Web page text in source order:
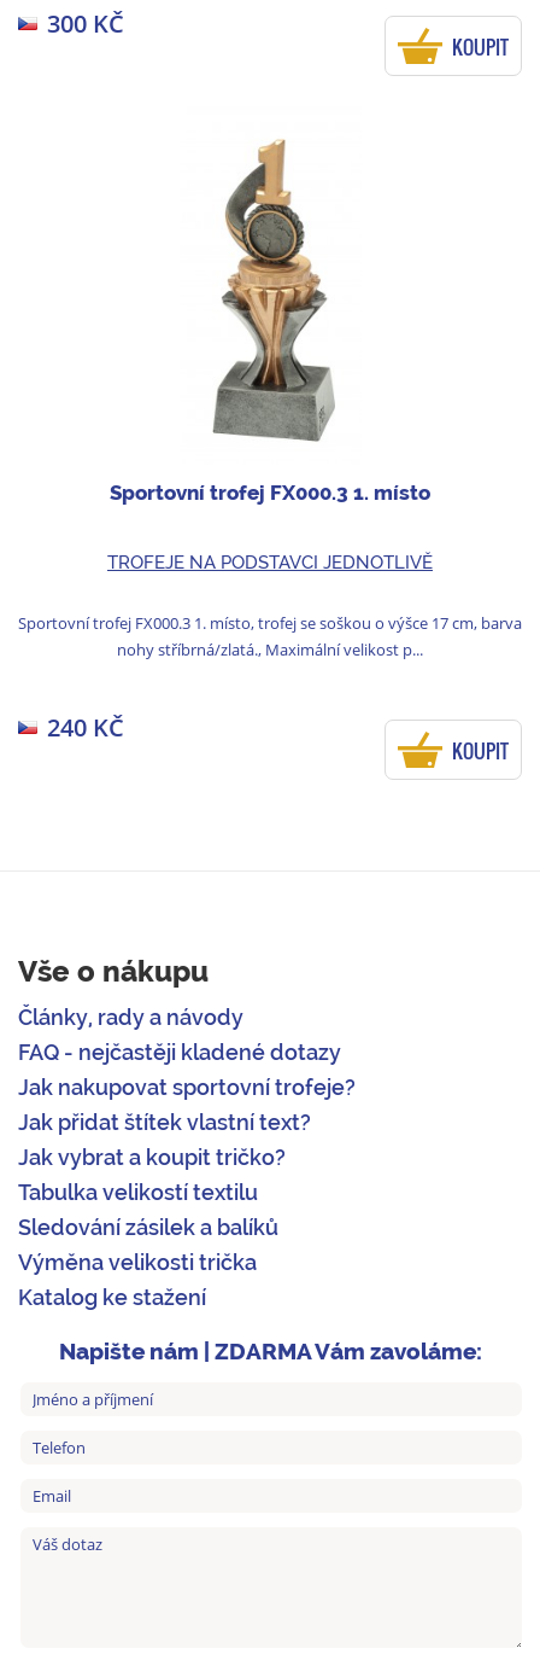
300 KČ
KOUPIT
Sportovní trofej FX000.3 1. místo
TROFEJE NA PODSTAVCI JEDNOTLIVĚ
Sportovní trofej FX000.3 1. místo, trofej se soškou o výšce 17 cm, barva
nohy stříbrná/zlatá., Maximální velikost p...
240 KČ
KOUPIT
Vše o nákupu
Články, rady a návody
FAQ - nejčastěji kladené dotazy
Jak nakupovat sportovní trofeje?
Jak přidat štítek vlastní text?
Jak vybrat a koupit tričko?
Tabulka velikostí textilu
Sledování zásilek a balíků
Výměna velikosti trička
Katalog ke stažení
Napište nám | ZDARMA Vám zavoláme: